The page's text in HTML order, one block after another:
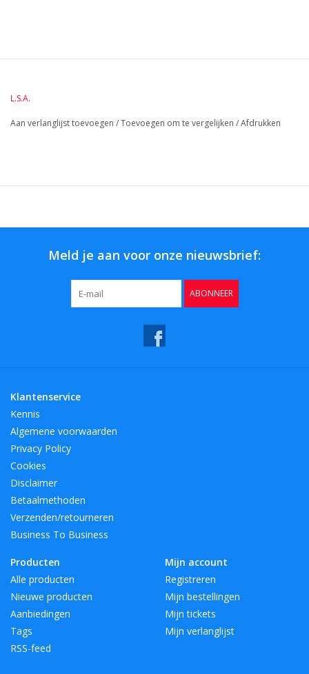
L.S.A.
Aan verlanglijst toevoegen /Toevoegen om te vergelijken /Afdrukken
Meld je aan voor onze nieuwsbrief:
ABONNEER
Klantenservice
Kennis
Algemene voorwaarden
Privacy Policy
Cookies
Disclaimer
Betaalmethoden
Verzenden/retourneren
Business To Business
Producten
Alle producten
Nieuwe producten
Aanbiedingen
Tags
RSS-feed
Mijn account
Registreren
Mijn bestellingen
Mijn tickets
Mijn verlanglijst